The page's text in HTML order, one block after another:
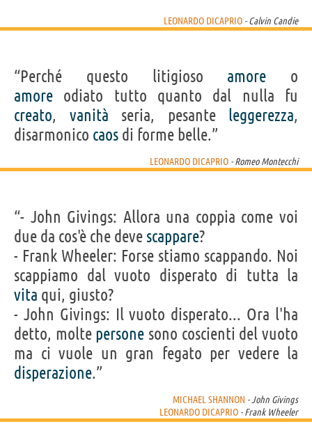
LEONARDO DICAPRIO - Calvin Candie
“Perché questo litigioso amore o
amore odiato tutto quanto dal nulla fu
creato, vanità seria, pesante leggerezza,
disarmonico caos di forme belle.”
LEONARDO DICAPRIO - Romeo Montecchi
“- John Givings: Allora una coppia come voi
due da cos'è che deve scappare?
- Frank Wheeler: Forse stiamo scappando. Noi
scappiamo dal vuoto disperato di tutta la
vita qui, giusto?
- John Givings: Il vuoto disperato... Ora l'ha
detto, molte persone sono coscienti del vuoto
ma ci vuole un gran fegato per vedere la
disperazione.”
MICHAEL SHANNON - John Givings
LEONARDO DICAPRIO - Frank Wheeler